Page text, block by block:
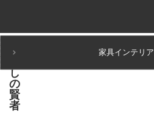
家具インテリア